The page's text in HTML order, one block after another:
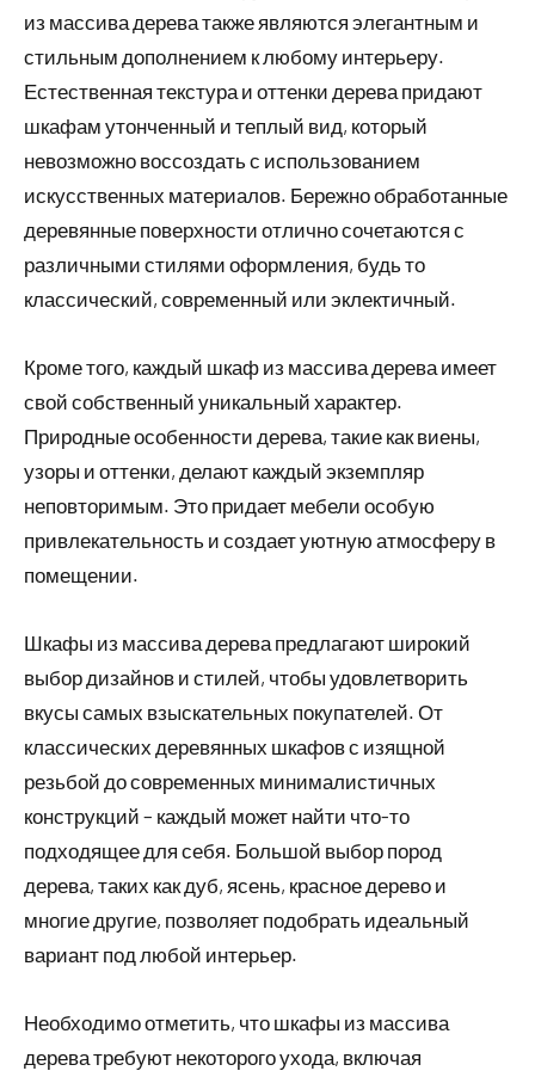
из массива дерева также являются элегантным и
стильным дополнением к любому интерьеру.
Естественная текстура и оттенки дерева придают
шкафам утонченный и теплый вид, который
невозможно воссоздать с использованием
искусственных материалов. Бережно обработанные
деревянные поверхности отлично сочетаются с
различными стилями оформления, будь то
классический, современный или эклектичный.
Кроме того, каждый шкаф из массива дерева имеет
свой собственный уникальный характер.
Природные особенности дерева, такие как виены,
узоры и оттенки, делают каждый экземпляр
неповторимым. Это придает мебели особую
привлекательность и создает уютную атмосферу в
помещении.
Шкафы из массива дерева предлагают широкий
выбор дизайнов и стилей, чтобы удовлетворить
вкусы самых взыскательных покупателей. От
классических деревянных шкафов с изящной
резьбой до современных минималистичных
конструкций – каждый может найти что-то
подходящее для себя. Большой выбор пород
дерева, таких как дуб, ясень, красное дерево и
многие другие, позволяет подобрать идеальный
вариант под любой интерьер.
Необходимо отметить, что шкафы из массива
дерева требуют некоторого ухода, включая